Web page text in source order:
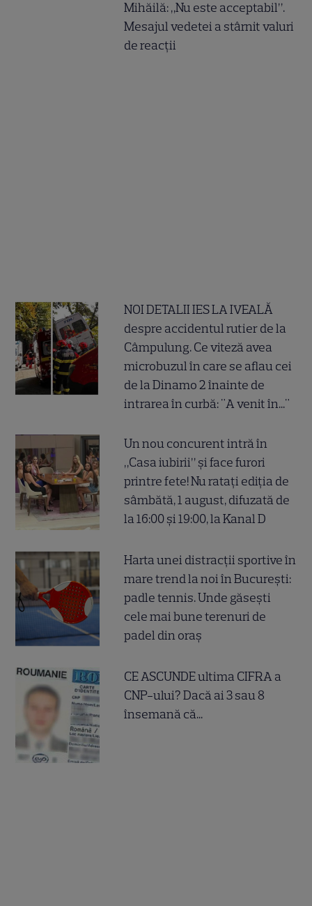
Mihăilă: „Nu este acceptabil”.
Mesajul vedetei a stârnit valuri
de reacții
NOI DETALII IES LA IVEALĂ
despre accidentul rutier de la
Câmpulung. Ce viteză avea
microbuzul în care se aflau cei
de la Dinamo 2 înainte de
intrarea în curbă: "A venit în..."
Un nou concurent intră în
„Casa iubirii” și face furori
printre fete! Nu ratați ediția de
sâmbătă, 1 august, difuzată de
la 16:00 și 19:00, la Kanal D
Harta unei distracții sportive în
mare trend la noi în București:
padle tennis. Unde găsești
cele mai bune terenuri de
padel din oraș
CE ASCUNDE ultima CIFRA a
CNP-ului? Dacă ai 3 sau 8
însemană că...